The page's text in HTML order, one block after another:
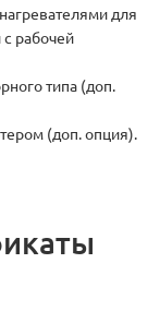
для
рабочей
типа (доп.
(доп. опция).